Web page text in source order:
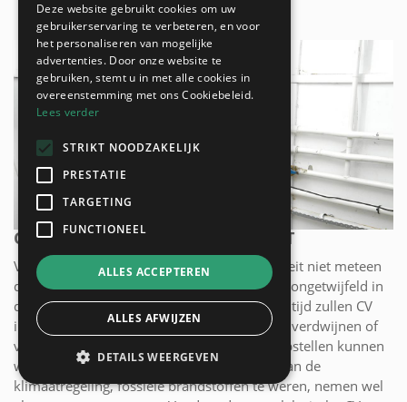
CV INSTALLATIE MET ELEKTRICITEIT
Voorlopig lijkt een CV installatie op elektriciteit niet meteen
de beste en goedkoopste keuze maar dit zal ongetwijfeld in
de toekomst veranderen. Binnen afzienbare tijd zullen CV
installaties met fossiele brandstoffen stilaan verdwijnen of
verboden worden. Een exacte datum vooropstellen kunnen
we niet maar de plannen om, in het kader van de
klimaatregeling, fossiele brandstoffen te weren, nemen wel
Deze website gebruikt cookies om uw
gebruikerservaring te verbeteren, en voor
het personaliseren van mogelijke
advertenties. Door onze website te
gebruiken, stemt u in met alle cookies in
overeenstemming met ons Cookiebeleid.
Lees verder
STRIKT NOODZAKELIJK
PRESTATIE
TARGETING
FUNCTIONEEL
ALLES ACCEPTEREN
ALLES AFWIJZEN
DETAILS WEERGEVEN